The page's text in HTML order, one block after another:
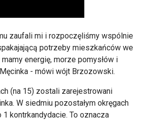
zaufali mi i rozpoczęliśmy wspólnie
potrzeby mieszkańców we
energię, morze pomysłów i
- mówi wójt Brzozowski.
(na 15) zostali zarejestrowani
W siedmiu pozostałym okręgach
kontrkandydacie. To oznacza